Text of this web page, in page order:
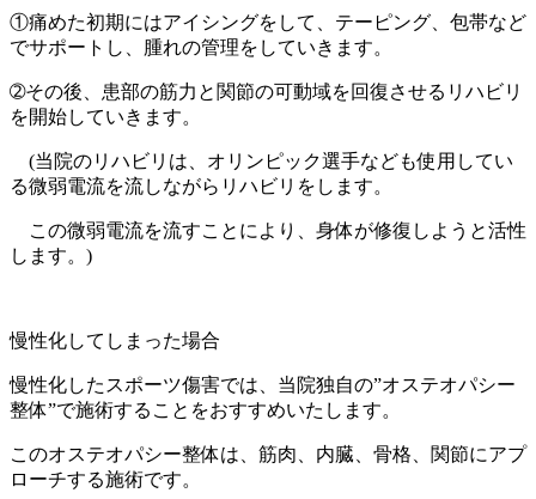
①痛めた初期にはアイシングをして、テーピング、包帯など
でサポートし、腫れの管理をしていきます。
➁その後、患部の筋力と関節の可動域を回復させるリハビリ
を開始していきます。
(当院のリハビリは、オリンピック選手なども使用してい
る微弱電流を流しながらリハビリをします。
この微弱電流を流すことにより、身体が修復しようと活性
します。)
慢性化してしまった場合
慢性化したスポーツ傷害では、当院独自の”オステオパシー
整体”で施術することをおすすめいたします。
このオステオパシー整体は、筋肉、内臓、骨格、関節にアプ
ローチする施術です。